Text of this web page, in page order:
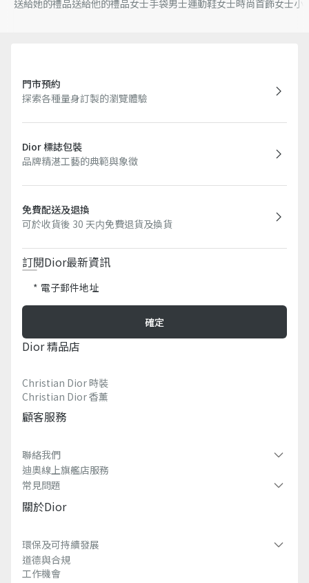
送給她的禮品送給他的禮品女士手袋男士運動鞋女士時尚首飾女士小
門市預約
探索各種量身訂製的瀏覽體驗
Dior 標誌包裝
品牌精湛工藝的典範與象徵
免費配送及退換
可於收貨後 30 天内免費退貨及換貨
訂閱Dior最新資訊​
電子郵件地址
確定
Dior 精品店
Christian Dior 時裝
Christian Dior 香薰​
顧客服務
聯絡我們
迪奧線上旗艦店服務
常見問題​
關於dior
環保及可持續發展​
道德與合規
工作機會